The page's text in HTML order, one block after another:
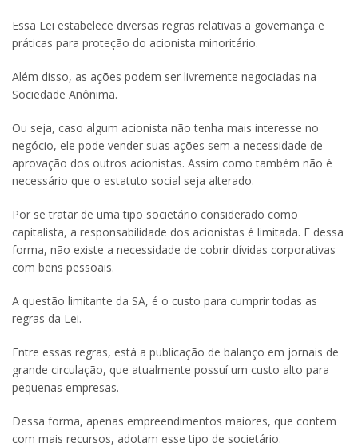
Essa Lei estabelece diversas regras relativas a governança e
práticas para proteção do acionista minoritário.
Além disso, as ações podem ser livremente negociadas na
Sociedade Anônima.
Ou seja, caso algum acionista não tenha mais interesse no
negócio, ele pode vender suas ações sem a necessidade de
aprovação dos outros acionistas. Assim como também não é
necessário que o estatuto social seja alterado.
Por se tratar de uma tipo societário considerado como
capitalista, a responsabilidade dos acionistas é limitada. E dessa
forma, não existe a necessidade de cobrir dívidas corporativas
com bens pessoais.
A questão limitante da SA, é o custo para cumprir todas as
regras da Lei.
Entre essas regras, está a publicação de balanço em jornais de
grande circulação, que atualmente possuí um custo alto para
pequenas empresas.
Dessa forma, apenas empreendimentos maiores, que contem
com mais recursos, adotam esse tipo de societário.